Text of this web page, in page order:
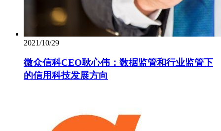
2021/10/29
微众信科CEO耿心伟：数据监管和行业监管下
的信用科技发展方向